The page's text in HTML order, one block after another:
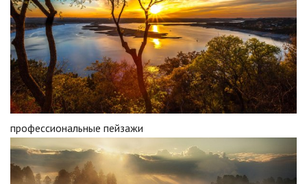
профессиональные пейзажи